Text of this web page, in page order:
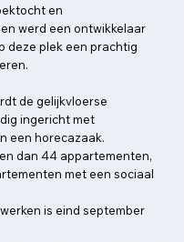
en
werd een ontwikkelaar
deze plek een prachtig
de gelijkvloerse
ingericht met
een horecazaak.
dan 44 appartementen,
met een sociaal
is eind september